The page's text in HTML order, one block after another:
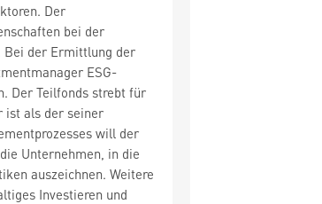
Der
bei der
Bei der Ermittlung der
ESG-
Der Teilfonds strebt für
ist als der seiner
will der
Unternehmen, in die
auszeichnen. Weitere
Investieren und